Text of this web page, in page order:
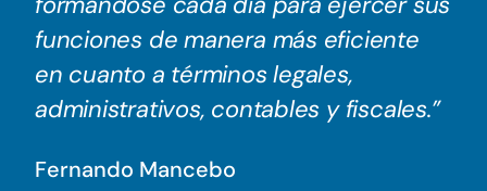
funciones de manera más eficiente
en cuanto a términos legales,
administrativos, contables y fiscales.”
Fernando Mancebo